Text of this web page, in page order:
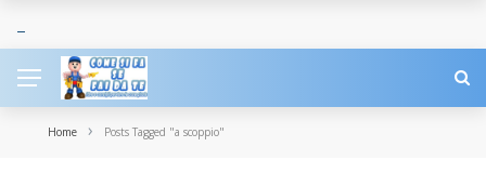
Home › Posts Tagged "a scoppio"